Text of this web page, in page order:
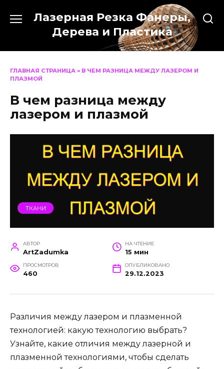
содержанию
Лазерная Резка Фанеры,
Дерева и Пластика
ГЛАВНАЯ СТРАНИЦА » В ЧЕМ РАЗНИЦА МЕЖДУ ЛАЗЕРОМ И
ПЛАЗМОЙ
В чем разница между
лазером и плазмой
ТКАНИ
АВТОР
ArtZadumka
НА ЧТЕНИЕ
15 мин
ПРОСМОТРОВ
460
ОПУБЛИКОВАНО
29.12.2023
Различия между лазером и плазменной
технологией: какую технологию выбрать?
Узнайте, какие отличия между лазерной и
плазменной технологиями, чтобы сделать